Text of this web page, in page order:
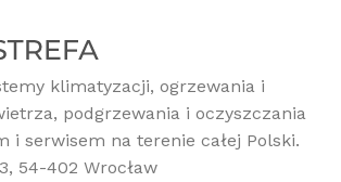
klimatyzacji, ogrzewania i
podgrzewania i oczyszczania
i serwisem na terenie całej Polski.
54-402 Wrocław